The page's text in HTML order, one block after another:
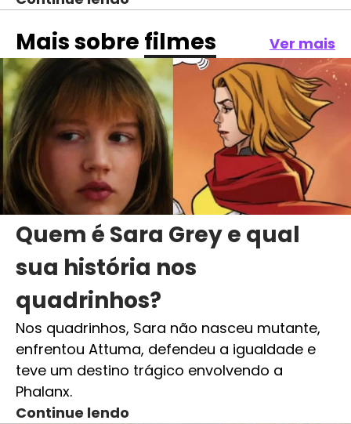
Mais sobre filmes Ver mais
Quem é Sara Grey e qual
sua história nos
quadrinhos?
Nos quadrinhos, Sara não nasceu mutante,
enfrentou Attuma, defendeu a igualdade e
teve um destino trágico envolvendo a
Phalanx.
Continue lendo